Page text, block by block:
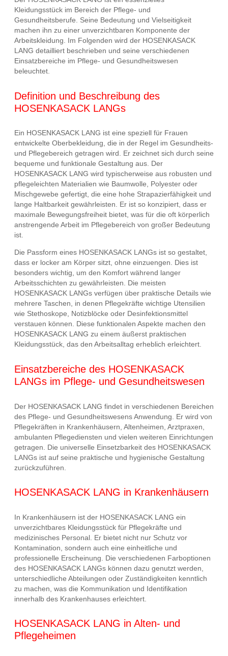
Kleidungsstück im Bereich der Pflege- und
Gesundheitsberufe. Seine Bedeutung und Vielseitigkeit
machen ihn zu einer unverzichtbaren Komponente der
Arbeitskleidung. Im Folgenden wird der HOSENKASACK
LANG detailliert beschrieben und seine verschiedenen
Einsatzbereiche im Pflege- und Gesundheitswesen
beleuchtet.
Definition und Beschreibung des
HOSENKASACK LANGs
Ein HOSENKASACK LANG ist eine speziell für Frauen
entwickelte Oberbekleidung, die in der Regel im Gesundheits-
und Pflegebereich getragen wird. Er zeichnet sich durch seine
bequeme und funktionale Gestaltung aus. Der
HOSENKASACK LANG wird typischerweise aus robusten und
pflegeleichten Materialien wie Baumwolle, Polyester oder
Mischgewebe gefertigt, die eine hohe Strapazierfähigkeit und
lange Haltbarkeit gewährleisten. Er ist so konzipiert, dass er
maximale Bewegungsfreiheit bietet, was für die oft körperlich
anstrengende Arbeit im Pflegebereich von großer Bedeutung
ist.
Die Passform eines HOSENKASACK LANGs ist so gestaltet,
dass er locker am Körper sitzt, ohne einzuengen. Dies ist
besonders wichtig, um den Komfort während langer
Arbeitsschichten zu gewährleisten. Die meisten
HOSENKASACK LANGs verfügen über praktische Details wie
mehrere Taschen, in denen Pflegekräfte wichtige Utensilien
wie Stethoskope, Notizblöcke oder Desinfektionsmittel
verstauen können. Diese funktionalen Aspekte machen den
HOSENKASACK LANG zu einem äußerst praktischen
Kleidungsstück, das den Arbeitsalltag erheblich erleichtert.
Einsatzbereiche des HOSENKASACK
LANGs im Pflege- und Gesundheitswesen
Der HOSENKASACK LANG findet in verschiedenen Bereichen
des Pflege- und Gesundheitswesens Anwendung. Er wird von
Pflegekräften in Krankenhäusern, Altenheimen, Arztpraxen,
ambulanten Pflegediensten und vielen weiteren Einrichtungen
getragen. Die universelle Einsetzbarkeit des HOSENKASACK
LANGs ist auf seine praktische und hygienische Gestaltung
zurückzuführen.
HOSENKASACK LANG in Krankenhäusern
In Krankenhäusern ist der HOSENKASACK LANG ein
unverzichtbares Kleidungsstück für Pflegekräfte und
medizinisches Personal. Er bietet nicht nur Schutz vor
Kontamination, sondern auch eine einheitliche und
professionelle Erscheinung. Die verschiedenen Farboptionen
des HOSENKASACK LANGs können dazu genutzt werden,
unterschiedliche Abteilungen oder Zuständigkeiten kenntlich
zu machen, was die Kommunikation und Identifikation
innerhalb des Krankenhauses erleichtert.
HOSENKASACK LANG in Alten- und
Pflegeheimen